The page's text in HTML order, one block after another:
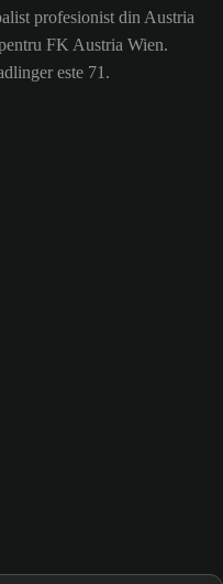
profesionist din Austria
FK Austria Wien.
este 71.